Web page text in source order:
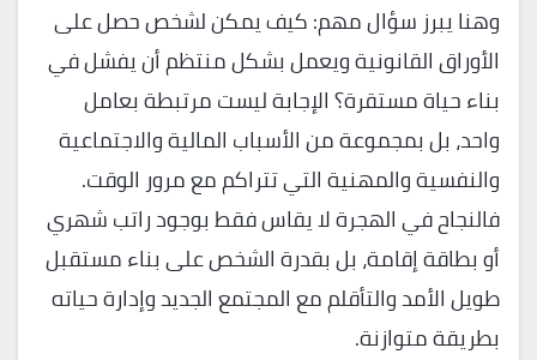
وهنا يبرز سؤال مهم: كيف يمكن لشخص حصل على
الأوراق القانونية ويعمل بشكل منتظم أن يفشل في
بناء حياة مستقرة؟ الإجابة ليست مرتبطة بعامل
واحد، بل بمجموعة من الأسباب المالية والاجتماعية
والنفسية والمهنية التي تتراكم مع مرور الوقت.
فالنجاح في الهجرة لا يقاس فقط بوجود راتب شهري
أو بطاقة إقامة، بل بقدرة الشخص على بناء مستقبل
طويل الأمد والتأقلم مع المجتمع الجديد وإدارة حياته
بطريقة متوازنة.